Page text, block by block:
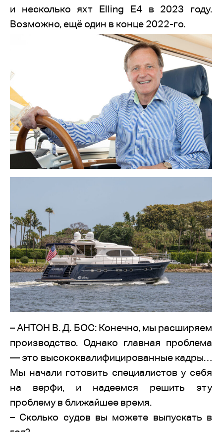
и несколько яхт Elling E4 в 2023 году.
Возможно, ещё один в конце 2022-го.
– АНТОН В. Д. БОС: Конечно, мы расширяем
производство. Однако главная проблема
— это высококвалифицированные кадры…
Мы начали готовить специалистов у себя
на верфи, и надеемся решить эту
проблему в ближайшее время.
– Сколько судов вы можете выпускать в